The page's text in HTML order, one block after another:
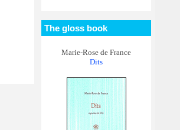
The gloss book
Marie-Rose de France
Dits